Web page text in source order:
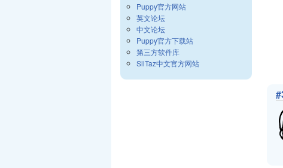
Puppy官方网站
英文论坛
中文论坛
Puppy官方下载站
第三方软件库
SliTaz中文官方网站